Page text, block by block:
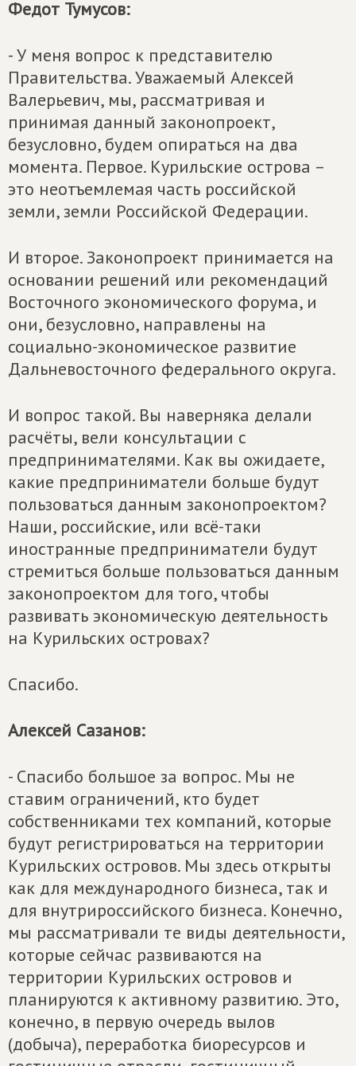
Федот Тумусов:
- У меня вопрос к представителю
Правительства. Уважаемый Алексей
Валерьевич, мы, рассматривая и
принимая данный законопроект,
безусловно, будем опираться на два
момента. Первое. Курильские острова –
это неотъемлемая часть российской
земли, земли Российской Федерации.
И второе. Законопроект принимается на
основании решений или рекомендаций
Восточного экономического форума, и
они, безусловно, направлены на
социально-экономическое развитие
Дальневосточного федерального округа.
И вопрос такой. Вы наверняка делали
расчёты, вели консультации с
предпринимателями. Как вы ожидаете,
какие предприниматели больше будут
пользоваться данным законопроектом?
Наши, российские, или всё-таки
иностранные предприниматели будут
стремиться больше пользоваться данным
законопроектом для того, чтобы
развивать экономическую деятельность
на Курильских островах?
Спасибо.
Алексей Сазанов:
- Спасибо большое за вопрос. Мы не
ставим ограничений, кто будет
собственниками тех компаний, которые
будут регистрироваться на территории
Курильских островов. Мы здесь открыты
как для международного бизнеса, так и
для внутрироссийского бизнеса. Конечно,
мы рассматривали те виды деятельности,
которые сейчас развиваются на
территории Курильских островов и
планируются к активному развитию. Это,
конечно, в первую очередь вылов
(добыча), переработка биоресурсов и